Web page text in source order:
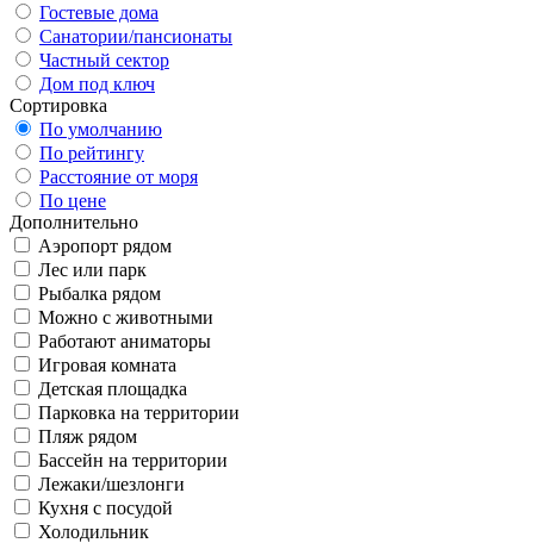
Гостевые дома
Санатории/пансионаты
Частный сектор
Дом под ключ
Сортировка
По умолчанию
По рейтингу
Расстояние от моря
По цене
Дополнительно
Аэропорт рядом
Лес или парк
Рыбалка рядом
Можно с животными
Работают аниматоры
Игровая комната
Детская площадка
Парковка на территории
Пляж рядом
Бассейн на территории
Лежаки/шезлонги
Кухня с посудой
Холодильник